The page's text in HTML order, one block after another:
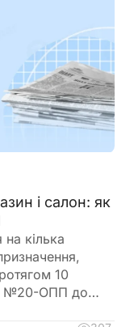
і салон: як
кілька
10
№20-ОПП до